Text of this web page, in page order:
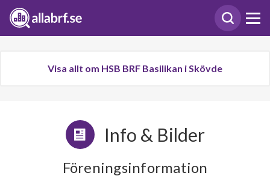
Visa allt om HSB BRF Basilikan i Skövde
Info & Bilder
Föreningsinformation